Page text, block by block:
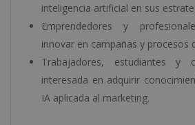
inteligencia artificial en sus
Emprendedores y
innovar en campañas y procesos
Trabajadores, estudiantes y
interesada en adquirir
IA aplicada al marketing.